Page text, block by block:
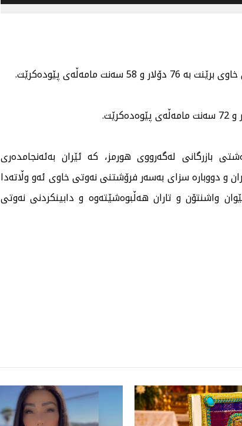
لەگەرووی هورمز، كە ئێران بەئەنجامدەری
و دووبارە سزای بەسەر فرۆشتنی نەوتی خاوی ئەو وڵاتەدا
واشنتۆن و تاران هەڵبوەشێتەوە و دابینكردنی نەوتی